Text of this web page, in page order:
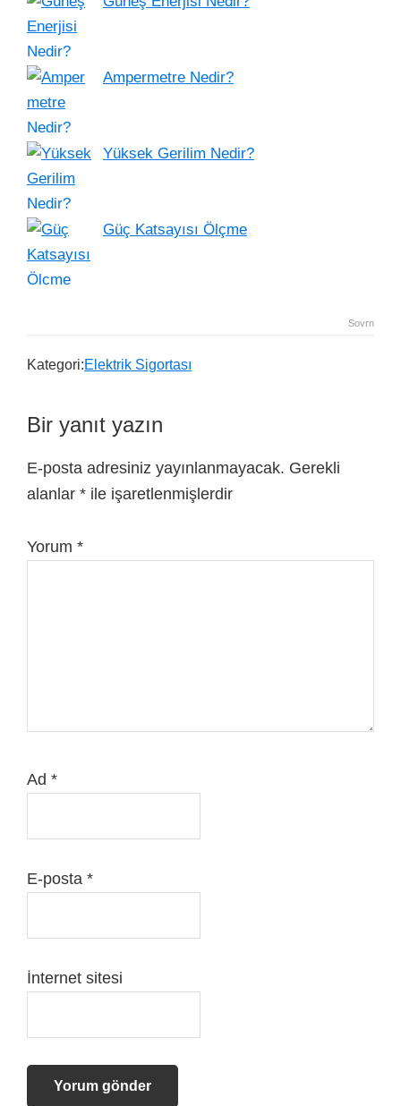
Ampermetre Nedir?
Yüksek Gerilim Nedir?
Güç Katsayısı Ölçme
Sovrn
Kategori:Elektrik Sigortası
Bir yanıt yazın
E-posta adresiniz yayınlanmayacak. Gerekli
alanlar * ile işaretlenmişlerdir
Yorum *
Ad *
E-posta *
İnternet sitesi